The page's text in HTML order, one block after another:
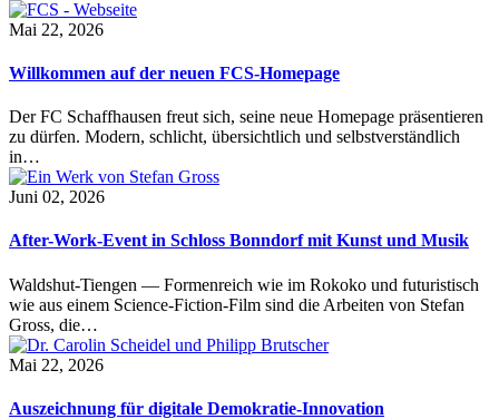
Mai 22, 2026
Willkommen auf der neuen FCS-Homepage
Der FC Schaffhausen freut sich, seine neue Homepage präsentieren
zu dürfen. Modern, schlicht, übersichtlich und selbstverständlich
in…
Juni 02, 2026
After-Work-Event in Schloss Bonndorf mit Kunst und Musik
Waldshut-Tiengen — Formenreich wie im Rokoko und futuristisch
wie aus einem Science-Fiction-Film sind die Arbeiten von Stefan
Gross, die…
Mai 22, 2026
Auszeichnung für digitale Demokratie-Innovation